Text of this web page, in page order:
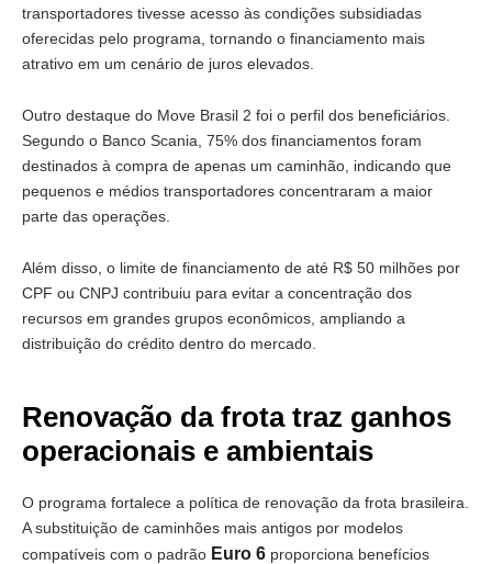
transportadores tivesse acesso às condições subsidiadas
oferecidas pelo programa, tornando o financiamento mais
atrativo em um cenário de juros elevados.
Outro destaque do Move Brasil 2 foi o perfil dos beneficiários.
Segundo o Banco Scania, 75% dos financiamentos foram
destinados à compra de apenas um caminhão, indicando que
pequenos e médios transportadores concentraram a maior
parte das operações.
Além disso, o limite de financiamento de até R$ 50 milhões por
CPF ou CNPJ contribuiu para evitar a concentração dos
recursos em grandes grupos econômicos, ampliando a
distribuição do crédito dentro do mercado.
Renovação da frota traz ganhos
operacionais e ambientais
O programa fortalece a política de renovação da frota brasileira.
A substituição de caminhões mais antigos por modelos
compatíveis com o padrão Euro 6 proporciona benefícios